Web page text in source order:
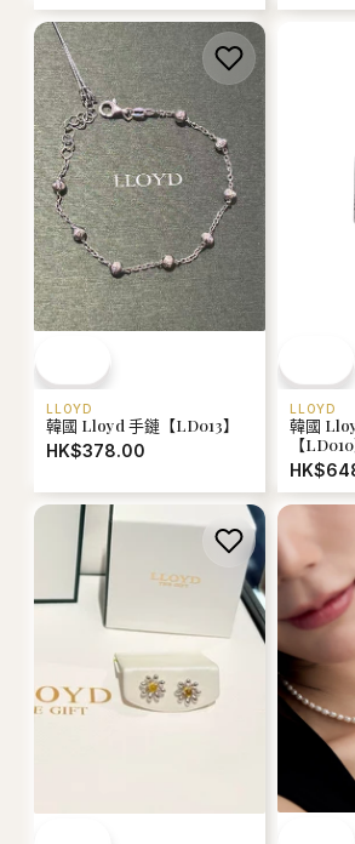
LLOYD
韓國 Lloyd 手鏈【LD013】
HK$378.00
LLOYD
韓國
【LD010